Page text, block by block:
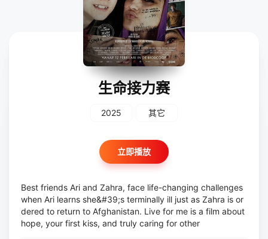
生命接力赛
2025 其它
立即播放
Best friends Ari and Zahra, face life-changing challenges
when Ari learns she&#39;s terminally ill just as Zahra is or
dered to return to Afghanistan. Live for me is a film about
hope, your first kiss, and truly caring for other